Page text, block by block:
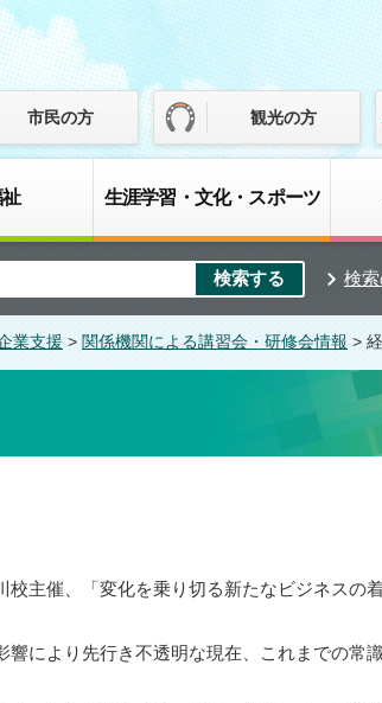
市民の方 観光の方
生涯学習・文化・スポーツ
検
業支援 > 関係機関による講習会・研修会情報 >
催、「変化を乗り切る新たなビジネスの着
により先行き不透明な現在、これまでの常